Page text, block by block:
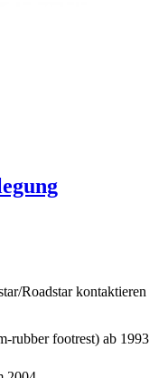
Roadstar kontaktieren
rubber footrest) ab 1993